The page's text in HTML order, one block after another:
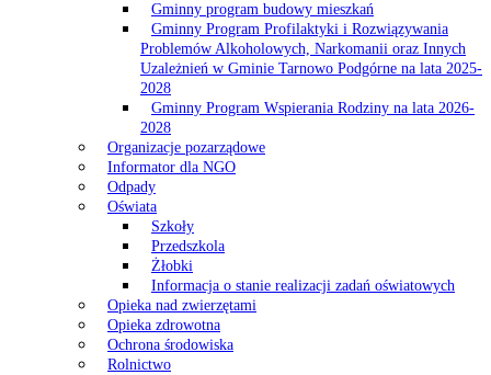
Gminny program budowy mieszkań
Gminny Program Profilaktyki i Rozwiązywania
Problemów Alkoholowych, Narkomanii oraz Innych
Uzależnień w Gminie Tarnowo Podgórne na lata 2025-
2028
Gminny Program Wspierania Rodziny na lata 2026-
2028
Organizacje pozarządowe
Informator dla NGO
Odpady
Oświata
Szkoły
Przedszkola
Żłobki
Informacja o stanie realizacji zadań oświatowych
Opieka nad zwierzętami
Opieka zdrowotna
Ochrona środowiska
Rolnictwo